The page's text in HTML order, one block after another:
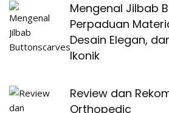
Mengenal Jilbab
Perpaduan
Desain Elegan,
Ikonik
Review dan
Orthopedic